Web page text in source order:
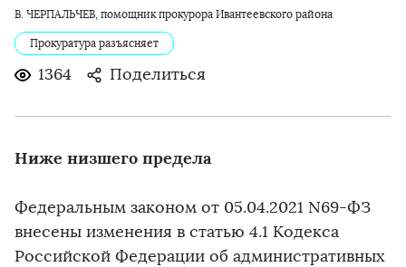
В. ЧЕРПАЛЬЧЕВ, помощник прокурора Ивантеевского района
Прокуратура разъясняет
1364 Поделиться
Ниже низшего предела
Федеральным законом от 05.04.2021 N69-ФЗ
внесены изменения в статью 4.1 Кодекса
Российской Федерации об административных